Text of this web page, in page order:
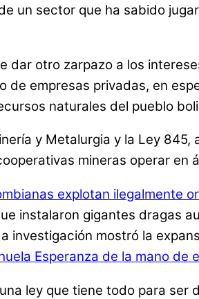
un sector que ha sabido
dar otro zarpazo a los
de empresas privadas, en
naturales del pueblo
y Metalurgia y la Ley
mineras operar
explotan ilegalmente
instalaron gigantes dragas
investigación mostró la
Esperanza de la mano de
ley que tiene todo para